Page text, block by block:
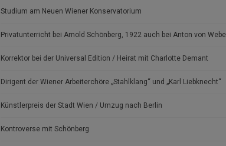
Studium am Neuen Wiener Konservatorium
Privatunterricht bei Arnold Schönberg, 1922 auch bei Anton von
Korrektor bei der Universal Edition / Heirat mit Charlotte Demant
Dirigent der Wiener Arbeiterchöre „Stahlklang“ und „Karl Liebknecht“
Künstlerpreis der Stadt Wien / Umzug nach Berlin
Kontroverse mit Schönberg